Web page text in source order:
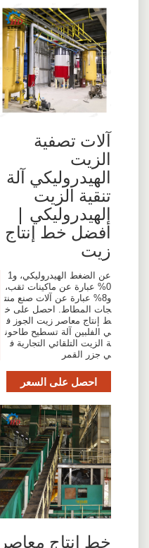
آلات تصفية
الزيت
الهيدروليكي آلة
تنقية الزيت
الهيدروليكي |
أفضل خط إنتاج
زيت
عن الضغط الهيدروليكي، و1
0% عبارة عن ماكينات ثقب،
و8% عبارة عن آلات صنع منت
جات المطاط. احصل على خ
ط إنتاج معاصر زيت الجوز ف
ي الفلبين آلة تسطيح طاحون
ة الزيت التلقائي التجارية ف
ي جزر القمر
احصل على السعر
خط إنتاج معاصر